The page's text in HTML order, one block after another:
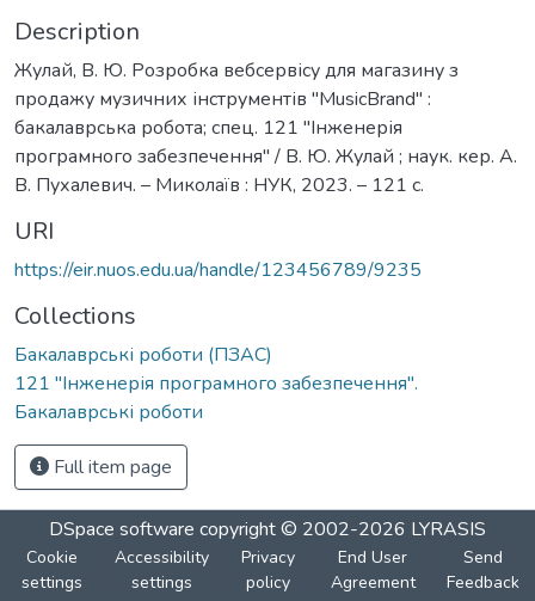
Description
Жулай, В. Ю. Розробка вебсервісу для магазину з
продажу музичних інструментів ''MusicBrand'' :
бакалаврська робота; спец. 121 ''Інженерія
програмного забезпечення'' / В. Ю. Жулай ; наук. кер. А.
В. Пухалевич. – Миколаїв : НУК, 2023. – 121 с.
URI
https://eir.nuos.edu.ua/handle/123456789/9235
Collections
Бакалаврські роботи (ПЗАС)
121 "Інженерія програмного забезпечення".
Бакалаврські роботи
Full item page
DSpace software copyright © 2002-2026 LYRASIS
Cookie
settings
Accessibility
settings
Privacy
policy
End User
Agreement
Send
Feedback